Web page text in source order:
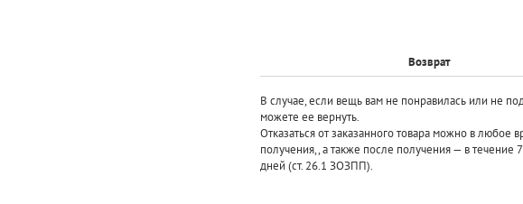
Возврат
В случае, если вещь вам не понравилась или не
можете ее вернуть.
Отказаться от заказанного товара можно в любое
получения,, а также после получения — в течение
дней (ст. 26.1 ЗОЗПП).